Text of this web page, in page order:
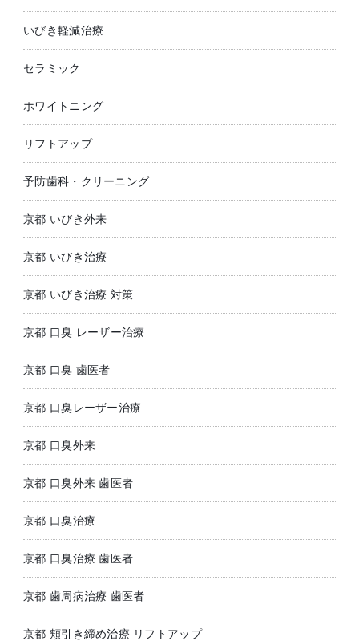
いびき軽減治療
セラミック
ホワイトニング
リフトアップ
予防歯科・クリーニング
京都 いびき外来
京都 いびき治療
京都 いびき治療 対策
京都 口臭 レーザー治療
京都 口臭 歯医者
京都 口臭レーザー治療
京都 口臭外来
京都 口臭外来 歯医者
京都 口臭治療
京都 口臭治療 歯医者
京都 歯周病治療 歯医者
京都 頬引き締め治療 リフトアップ